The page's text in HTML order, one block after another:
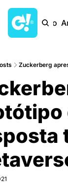
Início
Zuckerberg